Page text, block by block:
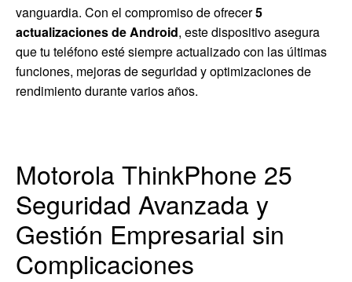
vanguardia. Con el compromiso de ofrecer5
actualizaciones de Android, este dispositivo asegura
que tu teléfono esté siempre actualizado con las últimas
funciones, mejoras de seguridad y optimizaciones de
rendimiento durante varios años.
Motorola ThinkPhone 25
Seguridad Avanzada y
Gestión Empresarial sin
Complicaciones